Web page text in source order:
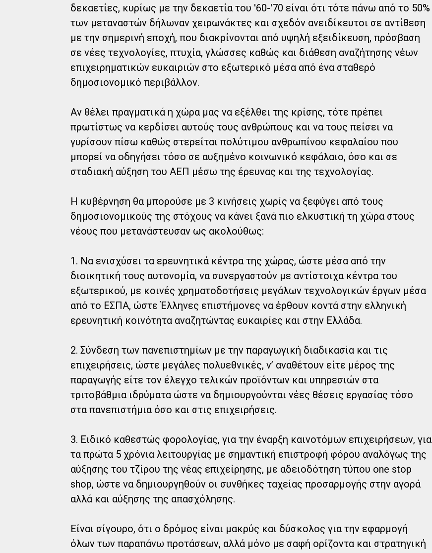
δεκαετίες, κυρίως με την δεκαετία του '60-'70 είναι ότι τότε πάνω από το 50%
των μεταναστών δήλωναν χειρωνάκτες και σχεδόν ανειδίκευτοι σε αντίθεση
με την σημερινή εποχή, που διακρίνονται από υψηλή εξειδίκευση, πρόσβαση
σε νέες τεχνολογίες, πτυχία, γλώσσες καθώς και διάθεση αναζήτησης νέων
επιχειρηματικών ευκαιριών στο εξωτερικό μέσα από ένα σταθερό
δημοσιονομικό περιβάλλον.
Αν θέλει πραγματικά η χώρα μας να εξέλθει της κρίσης, τότε πρέπει
πρωτίστως να κερδίσει αυτούς τους ανθρώπους και να τους πείσει να
γυρίσουν πίσω καθώς στερείται πολύτιμου ανθρωπίνου κεφαλαίου που
μπορεί να οδηγήσει τόσο σε αυξημένο κοινωνικό κεφάλαιο, όσο και σε
σταδιακή αύξηση του ΑΕΠ μέσω της έρευνας και της τεχνολογίας.
Η κυβέρνηση θα μπορούσε με 3 κινήσεις χωρίς να ξεφύγει από τους
δημοσιονομικούς της στόχους να κάνει ξανά πιο ελκυστική τη χώρα στους
νέους που μετανάστευσαν ως ακολούθως:
1. Να ενισχύσει τα ερευνητικά κέντρα της χώρας, ώστε μέσα από την
διοικητική τους αυτονομία, να συνεργαστούν με αντίστοιχα κέντρα του
εξωτερικού, με κοινές χρηματοδοτήσεις μεγάλων τεχνολογικών έργων μέσα
από το ΕΣΠΑ, ώστε Έλληνες επιστήμονες να έρθουν κοντά στην ελληνική
ερευνητική κοινότητα αναζητώντας ευκαιρίες και στην Ελλάδα.
2. Σύνδεση των πανεπιστημίων με την παραγωγική διαδικασία και τις
επιχειρήσεις, ώστε μεγάλες πολυεθνικές, ν’ αναθέτουν είτε μέρος της
παραγωγής είτε τον έλεγχο τελικών προϊόντων και υπηρεσιών στα
τριτοβάθμια ιδρύματα ώστε να δημιουργούνται νέες θέσεις εργασίας τόσο
στα πανεπιστήμια όσο και στις επιχειρήσεις.
3. Ειδικό καθεστώς φορολογίας, για την έναρξη καινοτόμων επιχειρήσεων, για
τα πρώτα 5 χρόνια λειτουργίας με σημαντική επιστροφή φόρου αναλόγως της
αύξησης του τζίρου της νέας επιχείρησης, με αδειοδότηση τύπου one stop
shop, ώστε να δημιουργηθούν οι συνθήκες ταχείας προσαρμογής στην αγορά
αλλά και αύξησης της απασχόλησης.
Είναι σίγουρο, ότι ο δρόμος είναι μακρύς και δύσκολος για την εφαρμογή
όλων των παραπάνω προτάσεων, αλλά μόνο με σαφή ορίζοντα και στρατηγική